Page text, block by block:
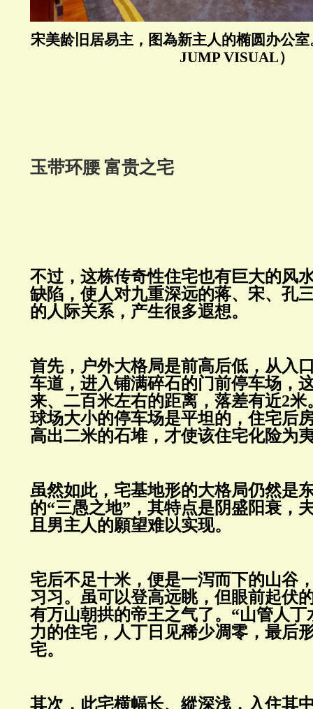
宋美龄旧居易主，图為新主人的椭圆办公
JUMP VISUAL）
玉带环腰 富贵之宅
不过，这栋传奇性住宅也有巨大的风
缺陷，使人对九重深远的蒋、宋、孔
的人际关系，产生很多遐想。
首先，户外大格局是前高后低，从入
车道，进入铺满碎石的门前停车场，
来、二百米左右的距离，落差有近2米
球场大小的停车场是平坦的，住宅后
高出二米的石堆，才使该住宅化险为
虽然如此，宅基地形的大格局仍然是
的“三愚之地”，其特点是阴盛阳衰，
且男主人的願望难以实现。
宅后不足十米，便是一泻而下的山谷
习习。虽可以登高远眺，但眼前起伏
有万山朝拱的帝王之气了。 “山管人丁
力的住宅，人丁日见稀少凋零，最后
宅。
其次，此宅横幅长、縱深浅，入住其